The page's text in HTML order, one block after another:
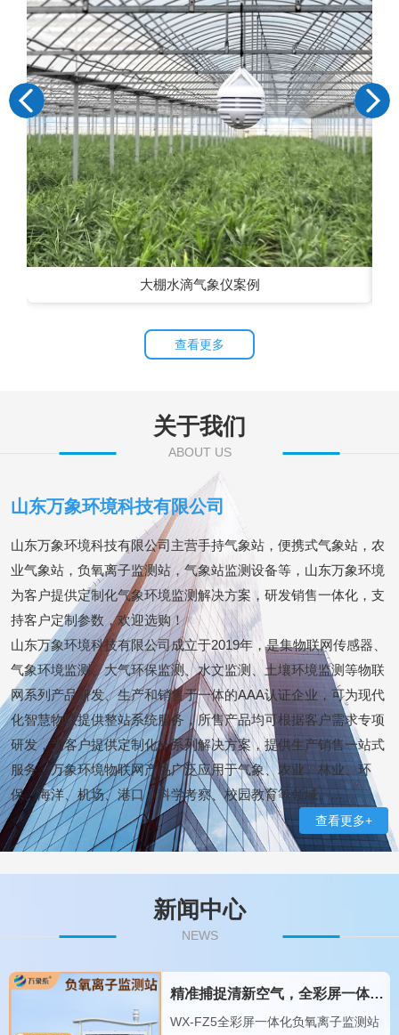
大棚水滴气象仪案例
查看更多
关于我们
ABOUT US
山东万象环境科技有限公司
山东万象环境科技有限公司主营手持气象站，便携式气象站，农
业气象站，负氧离子监测站，气象站监测设备等，山东万象环境
为客户提供定制化气象环境监测解决方案，研发销售一体化，支
持客户定制参数，欢迎选购！
山东万象环境科技有限公司成立于2019年，是集物联网传感器、
气象环境监测、大气环保监测、水文监测、土壤环境监测等物联
网系列产品研发、生产和销售于一体的AAA认证企业，可为现代
化智慧物联提供整站系统服务，所售产品均可根据客户需求专项
研发，为客户提供定制化一系列解决方案，提供生产销售一站式
服务。万象环境物联网产品广泛应用于气象、农业、林业、环
保、海洋、机场、港口、科学考察、校园教育等领域。...
查看更多+
新闻中心
NEWS
精准捕捉清新空气，全彩屏一体化负氧离子监测站量化生态优势
WX-FZ5全彩屏一体化负氧离子监测站